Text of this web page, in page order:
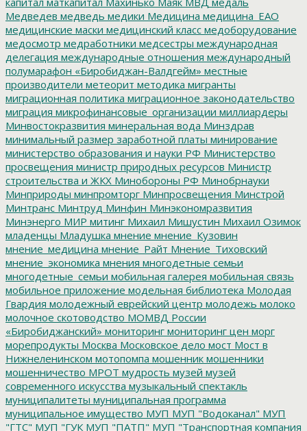
Медведев медведь медики Медицина медицина_ЕАО
медицинские маски медицинский класс медоборудование
медосмотр медработники медсестры международная
делегация международные отношения международный
полумарафон «Биробиджан-Валдгейм» местные
производители метеорит методика мигранты
миграционная политика миграционное законодательство
миграция микрофинансовые_организации миллиардеры
Минвостокразвития минеральная вода Минздрав
минимальный размер заработной платы минирование
министерство образования и науки РФ Министерство
просвещения министр природных ресурсов Министр
строительства и ЖКХ Минобороны РФ Минобрнауки
Минприроды минпромторг Минпросвещения Минстрой
Минтранс Минтруд Минфин Минэкономразвития
Минэнерго МИР митинг Михаил Мишустин Михаил Озимок
младенцы Младушка мнение мнение_Кузовин
мнение_медицина мнение_Райт Мнение_Тиховский
мнение_экономика мнения многодетные семьи
многодетные_семьи мобильная галерея мобильная связь
мобильное приложение модельная библиотека Молодая
Гвардия молодежный еврейский центр молодежь молоко
молочное скотоводство МОМВД России
«Биробиджанский» мониторинг мониторинг цен морг
морепродукты Москва Московское дело мост Мост в
Нижнеленинском мотопомпа мошенник мошенники
мошенничество МРОТ мудрость музей музей
современного искусства музыкальный спектакль
муниципалитеты муниципальная программа
муниципальное имущество МУП МУП "Водоканал" МУП
"ГТС" МУП "ГУК МУП "ПАТП" МУП "Транспортная компания